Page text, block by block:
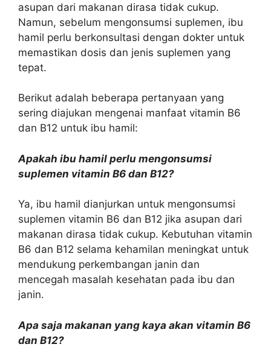
asupan dari makanan dirasa tidak cukup.
Namun, sebelum mengonsumsi suplemen, ibu
hamil perlu berkonsultasi dengan dokter untuk
memastikan dosis dan jenis suplemen yang
tepat.
Berikut adalah beberapa pertanyaan yang
sering diajukan mengenai manfaat vitamin B6
dan B12 untuk ibu hamil:
Apakah ibu hamil perlu mengonsumsi
suplemen vitamin B6 dan B12?
Ya, ibu hamil dianjurkan untuk mengonsumsi
suplemen vitamin B6 dan B12 jika asupan dari
makanan dirasa tidak cukup. Kebutuhan vitamin
B6 dan B12 selama kehamilan meningkat untuk
mendukung perkembangan janin dan
mencegah masalah kesehatan pada ibu dan
janin.
Apa saja makanan yang kaya akan vitamin B6
dan B12?